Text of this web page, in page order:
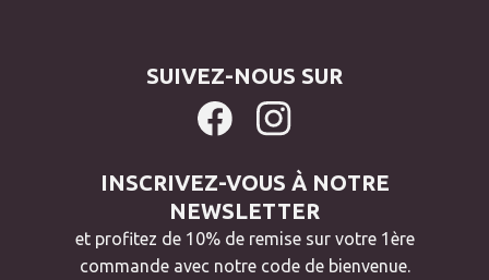
SUIVEZ-NOUS SUR
INSCRIVEZ-VOUS À NOTRE
NEWSLETTER
et profitez de 10% de remise sur votre 1ère
commande avec notre code de bienvenue.